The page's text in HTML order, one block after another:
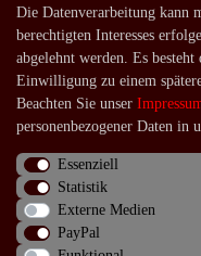
Impressum
Die Datenverarbeitung kann
berechtigten Interesses
abgelehnt werden. Es
Einwilligung zu einem
Beachten Sie unser
personenbezogener Daten in
Essenziell
Statistik
Externe Medien
PayPal